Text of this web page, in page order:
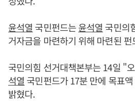
윤석열 국민펀드는윤석열 국민의
거자금을 마련하기 위해 마련된 펀
국민의힘 선거대책본부는 14일 "
석열 국민펀드가 17분 만에 목표
밝혔다.